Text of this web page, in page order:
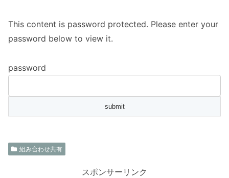
This content is password protected. Please enter your
password below to view it.
password
組み合わせ共有
スポンサーリンク